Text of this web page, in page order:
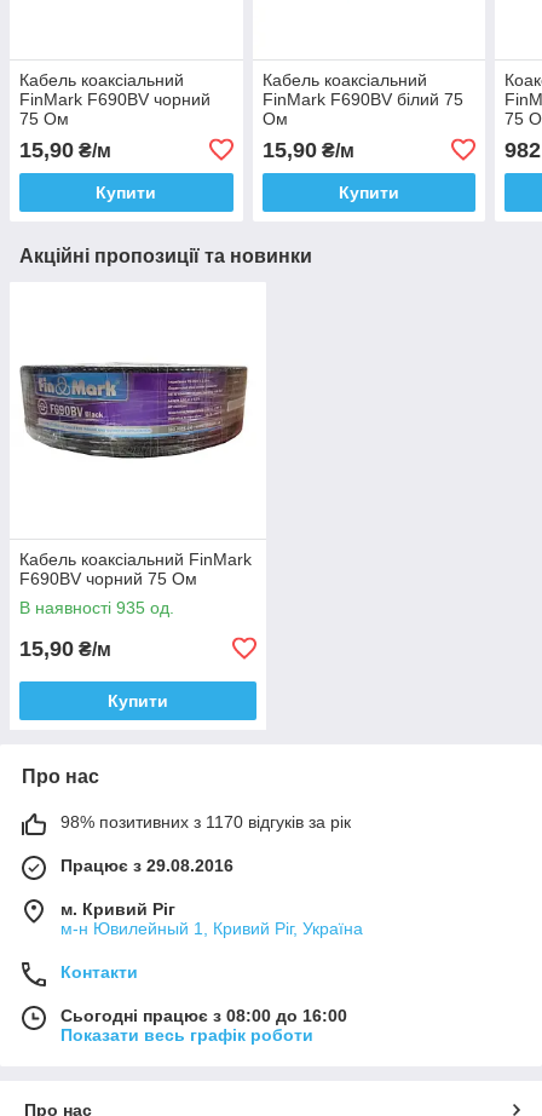
Кабель коаксіальний
FinMark F690BV чорний
75 Ом
15,90 ₴/м
Купити
Кабель коаксіальний
FinMark F690BV білий 75
Ом
15,90₴/м
Купити
75
Акційні пропозиції та новинки
Кабель коаксіальний FinMark
F690BV чорний 75 Ом
В наявності 935 од.
15,90 ₴/м
Купити
Про нас
98% позитивних з 1170 відгуків за рік
Працює з 29.08.2016
м. Кривий Ріг
м-н Ювилейный 1, Кривий Ріг, Україна
Контакти
Сьогодні працює з 08:00 до 16:00
Показати весь графік роботи
Про нас